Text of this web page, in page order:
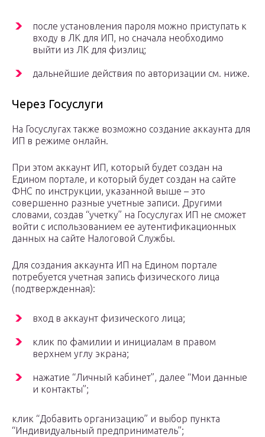
после установления пароля можно приступать к
входу в ЛК для ИП, но сначала необходимо
выйти из ЛК для физлиц;
дальнейшие действия по авторизации см. ниже.
Через Госуслуги
На Госуслугах также возможно создание аккаунта для
ИП в режиме онлайн.
При этом аккаунт ИП, который будет создан на
Едином портале, и который будет создан на сайте
ФНС по инструкции, указанной выше – это
совершенно разные учетные записи. Другими
словами, создав “учетку” на Госуслугах ИП не сможет
войти с использованием ее аутентификационных
данных на сайте Налоговой Службы.
Для создания аккаунта ИП на Едином портале
потребуется учетная запись физического лица
(подтвержденная):
вход в аккаунт физического лица;
клик по фамилии и инициалам в правом
верхнем углу экрана;
нажатие “Личный кабинет”, далее “Мои данные
и контакты”;
клик “Добавить организацию” и выбор пункта
“Индивидуальный предприниматель”;